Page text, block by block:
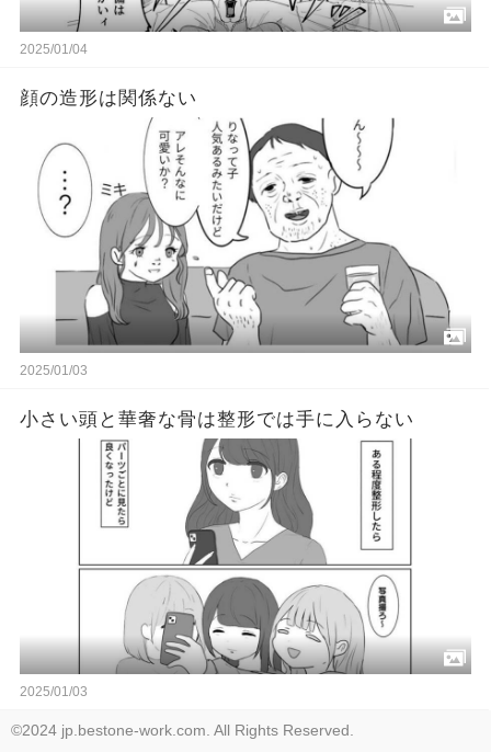
2025/01/04
顔の造形は関係ない
2025/01/03
小さい頭と華奢な骨は整形では手に入らない
2025/01/03
©2024 jp.bestone-work.com. All Rights Reserved.